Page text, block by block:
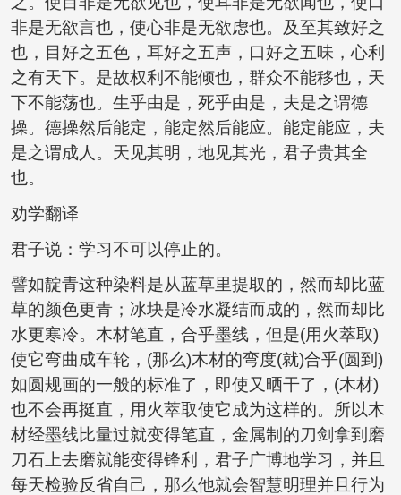
非是无欲言也，使心非是无欲虑也。及至其致好之
也，目好之五色，耳好之五声，口好之五味，心利
之有天下。是故权利不能倾也，群众不能移也，天
下不能荡也。生乎由是，死乎由是，夫是之谓德
操。德操然后能定，能定然后能应。能定能应，夫
是之谓成人。天见其明，地见其光，君子贵其全
也。
劝学翻译
君子说：学习不可以停止的。
譬如靛青这种染料是从蓝草里提取的，然而却比蓝
草的颜色更青；冰块是冷水凝结而成的，然而却比
水更寒冷。木材笔直，合乎墨线，但是(用火萃取)
使它弯曲成车轮，(那么)木材的弯度(就)合乎(圆到)
如圆规画的一般的标准了，即使又晒干了，(木材)
也不会再挺直，用火萃取使它成为这样的。所以木
材经墨线比量过就变得笔直，金属制的刀剑拿到磨
刀石上去磨就能变得锋利，君子广博地学习，并且
每天检验反省自己，那么他就会智慧明理并且行为